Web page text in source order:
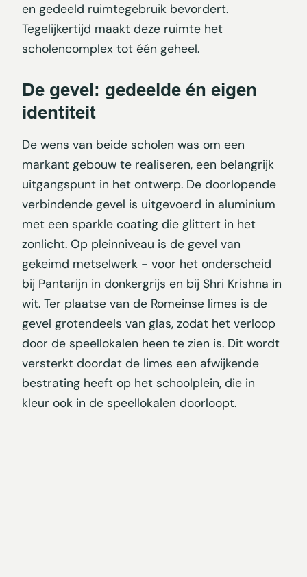
en gedeeld ruimtegebruik bevordert.
Tegelijkertijd maakt deze ruimte het
scholencomplex tot één geheel.
De gevel: gedeelde én eigen
identiteit
De wens van beide scholen was om een
markant gebouw te realiseren, een belangrijk
uitgangspunt in het ontwerp. De doorlopende
verbindende gevel is uitgevoerd in aluminium
met een sparkle coating die glittert in het
zonlicht. Op pleinniveau is de gevel van
gekeimd metselwerk - voor het onderscheid
bij Pantarijn in donkergrijs en bij Shri Krishna in
wit. Ter plaatse van de Romeinse limes is de
gevel grotendeels van glas, zodat het verloop
door de speellokalen heen te zien is. Dit wordt
versterkt doordat de limes een afwijkende
bestrating heeft op het schoolplein, die in
kleur ook in de speellokalen doorloopt.